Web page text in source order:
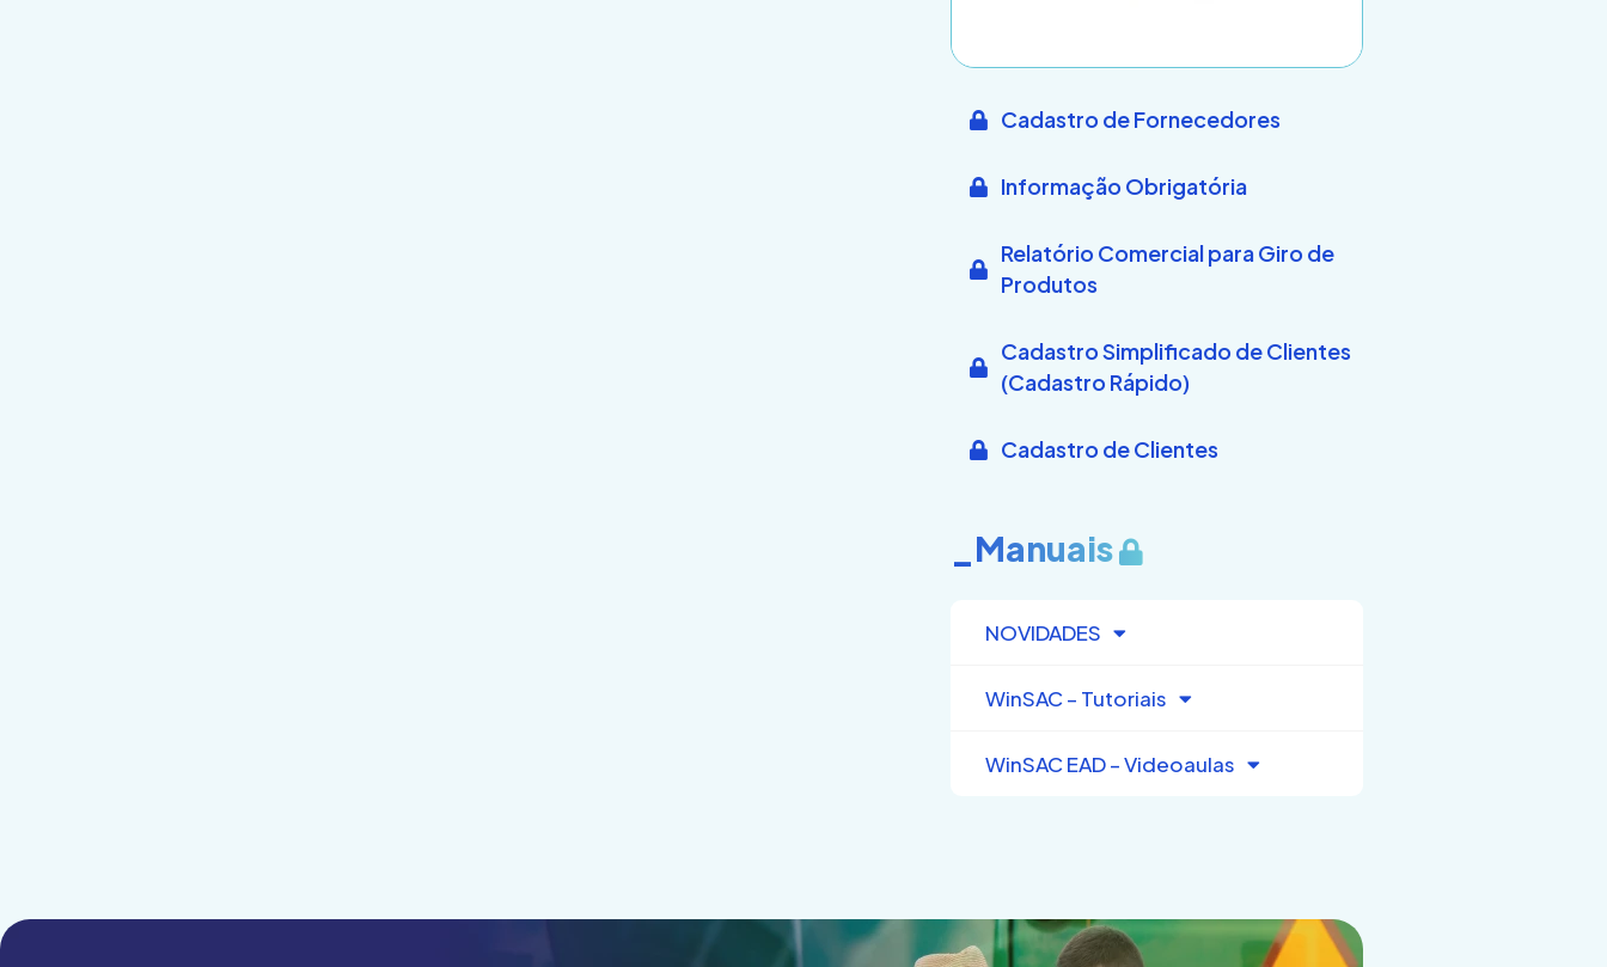
Cadastro de Fornecedores
Informação Obrigatória
Relatório Comercial para Giro de
Produtos
Cadastro Simplificado de Clientes
(Cadastro Rápido)
Cadastro de Clientes
_Manuais
NOVIDADES
WinSAC – Tutoriais
WinSAC EAD – Videoaulas